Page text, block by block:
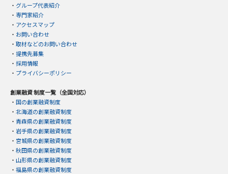
・ グループ代表紹介
・ 専門家紹介
・ アクセスマップ
・ お問い合わせ
・ 取材などのお問い合わせ
・ 提携先募集
・ 採用情報
・ プライバシーポリシー
創業融資 制度一覧（全国対応）
・ 国の創業融資制度
・ 北海道の創業融資制度
・ 青森県の創業融資制度
・ 岩手県の創業融資制度
・ 宮城県の創業融資制度
・ 秋田県の創業融資制度
・ 山形県の創業融資制度
・ 福島県の創業融資制度